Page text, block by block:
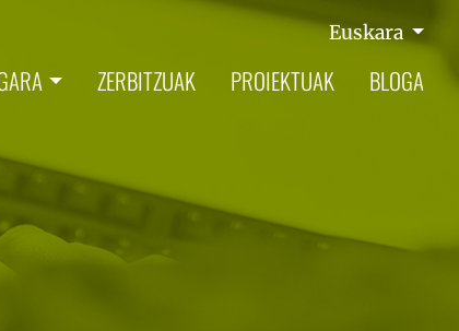
Euskara
ZERBITZUAK PROIEKTUAK BLOGA